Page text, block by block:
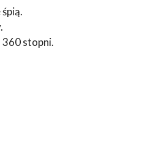
360 stopni.